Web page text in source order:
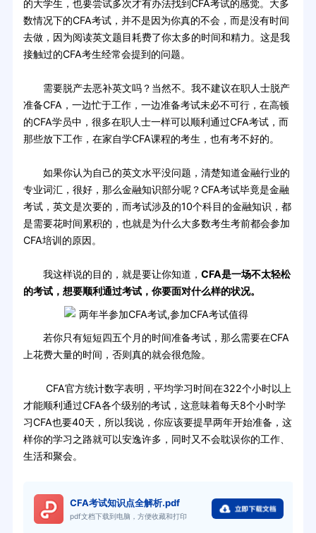
的大学生，也要尝试多次才有办法找到CFA考试的感觉。大多
数情况下的CFA考试，并不是因为你真的不会，而是没有时间
去做，因为阅读英文题目耗费了你太多的时间和精力。这是我
接触过的CFA考生经常会提到的问题。
需要脱产去恶补英文吗？当然不。我不建议在职人士脱产
准备CFA，一边忙于工作，一边准备考试未必不可行，在高顿
的CFA学员中，很多在职人士一样可以顺利通过CFA考试，而
那些放下工作，在家自学CFA课程的考生，也有考不好的。
如果你认为自己的英文水平没问题，清楚知道金融行业的
专业词汇，很好，那么金融知识部分呢？CFA考试毕竟是金融
考试，英文是次要的，而考试涉及的10个科目的金融知识，都
是需要花时间累积的，也就是为什么大多数考生考前都会参加
CFA培训的原因。
我这样说的目的，就是要让你知道， CFA是一场不太轻松
的考试，想要顺利通过考试，你要面对什么样的状况。
若你只有短短四五个月的时间准备考试，那么需要在CFA
上花费大量的时间，否则真的就会很危险。
CFA官方统计数字表明，平均学习时间在322个小时以上
才能顺利通过CFA各个级别的考试，这意味着每天8个小时学
习CFA也要40天，所以我说，你应该要提早两年开始准备，这
样你的学习之路就可以安逸许多，同时又不会耽误你的工作、
生活和聚会。
CFA考试知识点全解析.pdf
pdf文档下载到电脑，方便收藏和打印